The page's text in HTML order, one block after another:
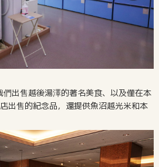
出售越後湯澤的著名美食、以及僅在本
出售的紀念品，還提供魚沼越光米和本